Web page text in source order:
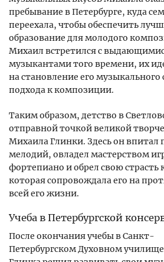
пребывание в Петербурге, куда
переехала, чтобы обеспечить
образование для молодого
Михаил встретился с
музыкантами того времени, их
на становление его музыкального
подхода к композиции.
Таким образом, детство в
отправной точкой великой
Михаила Глинки. Здесь он впитал
мелодий, овладел мастерством
фортепиано и обрел свою страсть
которая сопровождала его на
всей его жизни.
Учеба в Петербургской
После окончания учебы в Санкт-
Петербургском Духовном